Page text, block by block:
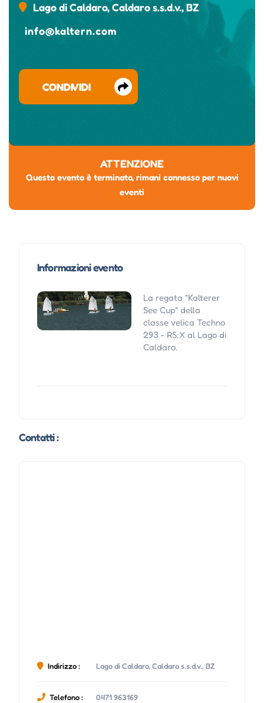
Lago di Caldaro, Caldaro s.s.d.v., BZ
info@kaltern.com
CONDIVIDI
ATTENZIONE
Questo evento è terminato, rimani connesso per nuovi
eventi
Informazioni evento
La regata "Kalterer
See Cup" della
classe velica Techno
293 - RS:X al Lago di
Caldaro.
Contatti :
Indirizzo : Lago di Caldaro, Caldaro s.s.d.v., BZ
Telefono : 0471 963169